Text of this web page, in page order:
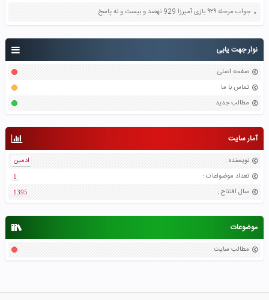
نوار جهت یابی
صفحه اصلی
تماس با ما
مطالب جدید
آمار سایت
نویسنده :
ادمین
تعداد موضواعات :
1
سال افتتاح :
1395
موضوعات
مطالب سایت
جواب مرحله ۹۲۹ بازی آمیرزا 929 نهصد و بیست و نه پاسخ